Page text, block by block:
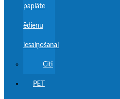
paplāte
ēdienu
iesaiņošanai
Citi
PET